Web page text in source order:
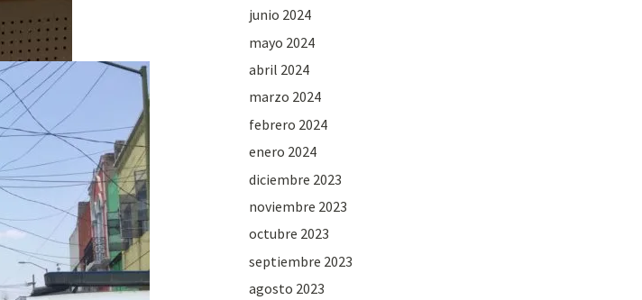
junio 2024
mayo 2024
abril 2024
marzo 2024
febrero 2024
enero 2024
diciembre 2023
noviembre 2023
octubre 2023
septiembre 2023
agosto 2023